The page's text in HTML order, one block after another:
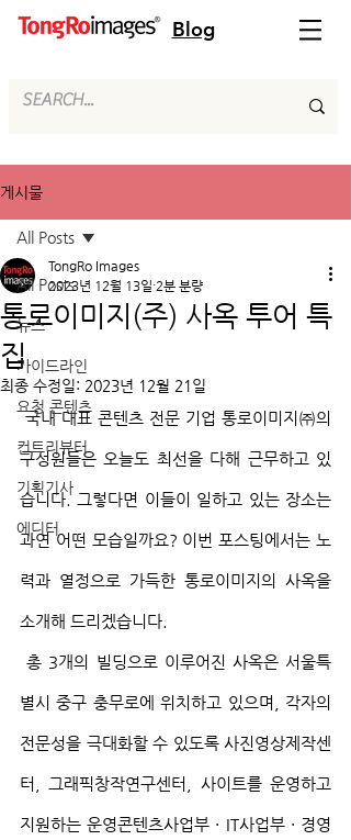
Blog
게시물
All Posts
뉴스
가이드라인
요청 콘텐츠
컨트리뷰터
기획기사
에디터
All Posts
통로이미지(주) 사옥 투어 특
집
TongRo Images
2023년 12월 13일 2분 분량
최종 수정일: 2023년 12월 21일
국내 대표 콘텐츠 전문 기업 통로이미지㈜의
구성원들은 오늘도 최선을 다해 근무하고 있
습니다. 그렇다면 이들이 일하고 있는 장소는
과연 어떤 모습일까요? 이번 포스팅에서는 노
력과 열정으로 가득한 통로이미지의 사옥을
소개해 드리겠습니다.
총 3개의 빌딩으로 이루어진 사옥은 서울특
별시 중구 충무로에 위치하고 있으며, 각자의
전문성을 극대화할 수 있도록 사진영상제작센
터, 그래픽창작연구센터, 사이트를 운영하고
지원하는 운영콘텐츠사업부 · IT사업부 · 경영